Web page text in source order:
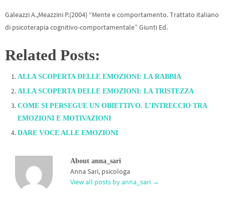
Galeazzi A.,Meazzini P.(2004) “Mente e comportamento. Trattato italiano
di psicoterapia cognitivo-comportamentale” Giunti Ed.
Related Posts:
ALLA SCOPERTA DELLE EMOZIONI: LA RABBIA
ALLA SCOPERTA DELLE EMOZIONI: LA TRISTEZZA
COME SI PERSEGUE UN OBIETTIVO. L’INTRECCIO TRA
EMOZIONI E MOTIVAZIONI
DARE VOCE ALLE EMOZIONI
About anna_sari
Anna Sari, psicologa
View all posts by anna_sari →